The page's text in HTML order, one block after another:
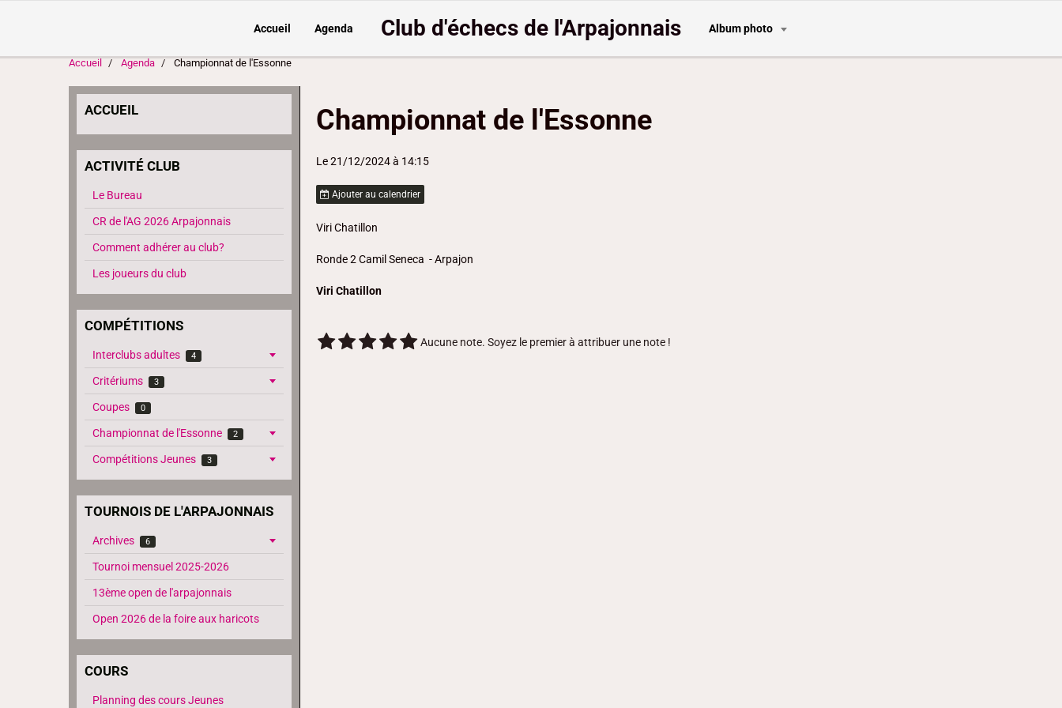
Accueil Agenda Club d'échecs de l'Arpajonnais Album photo
Accueil Agenda Championnat de l'Essonne
Championnat de l'Essonne
Le 21/12/2024 à 14:15
Ajouter au calendrier
Viri Chatillon
Ronde 2 Camil Seneca - Arpajon
Viri Chatillon
Aucune note. Soyez le premier à attribuer une note !
ACCUEIL
ACTIVITÉ CLUB
Le Bureau
CR de l'AG 2026 Arpajonnais
Comment adhérer au club?
Les joueurs du club
COMPÉTITIONS
Interclubs adultes 4
Critériums 3
Coupes 0
Championnat de l'Essonne 2
Compétitions Jeunes 3
TOURNOIS DE L'ARPAJONNAIS
Archives 6
Tournoi mensuel 2025-2026
13ème open de l'arpajonnais
Open 2026 de la foire aux haricots
COURS
Planning des cours Jeunes